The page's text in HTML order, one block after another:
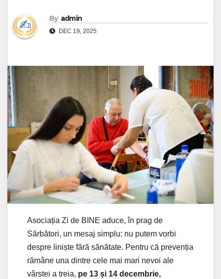
By admin
DEC 19, 2025
Asociația Zi de BINE aduce, în prag de
Sărbători, un mesaj simplu: nu putem vorbi
despre liniște fără sănătate. Pentru că prevenția
rămâne una dintre cele mai mari nevoi ale
vârstei a treia, pe 13 și 14 decembrie,